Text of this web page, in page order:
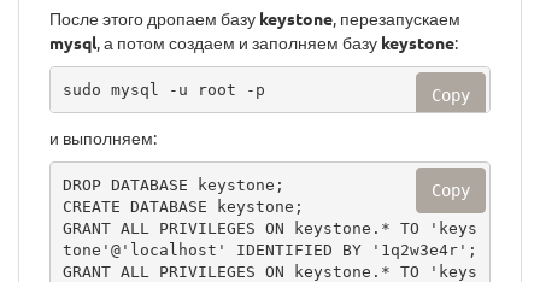
После этого дропаем базу keystone, перезапускаем
mysql, а потом создаем и заполняем базу keystone:
sudo mysql -u root -p Copy
и выполняем:
DROP DATABASE keystone;
CREATE DATABASE keystone;
GRANT ALL PRIVILEGES ON keystone.* TO 'keys
tone'@'localhost' IDENTIFIED BY '1q2w3e4r';
GRANT ALL PRIVILEGES ON keystone.* TO 'keys
Copy